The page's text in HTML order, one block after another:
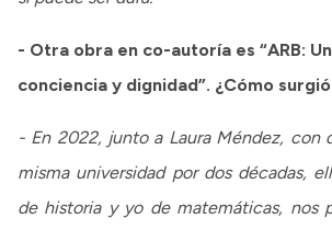
- Otra obra en co-autoría es “ARB:
conciencia y dignidad”. ¿Cómo
- En 2022, junto a Laura Méndez, con
misma universidad por dos décadas,
de historia y yo de matemáticas, nos